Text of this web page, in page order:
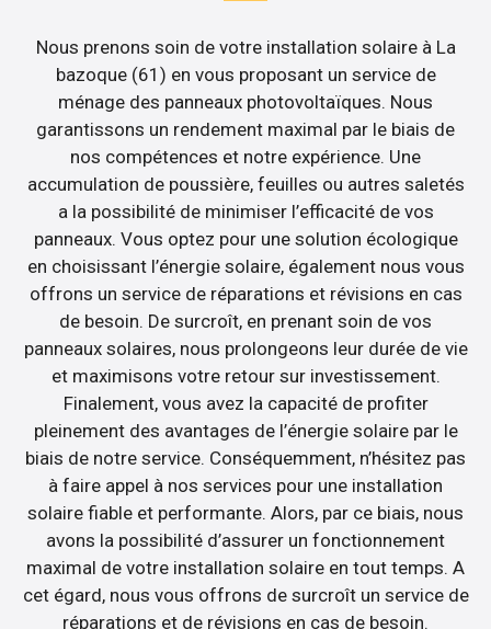
Nous prenons soin de votre installation solaire à La
bazoque (61) en vous proposant un service de
ménage des panneaux photovoltaïques. Nous
garantissons un rendement maximal par le biais de
nos compétences et notre expérience. Une
accumulation de poussière, feuilles ou autres saletés
a la possibilité de minimiser l’efficacité de vos
panneaux. Vous optez pour une solution écologique
en choisissant l’énergie solaire, également nous vous
offrons un service de réparations et révisions en cas
de besoin. De surcroît, en prenant soin de vos
panneaux solaires, nous prolongeons leur durée de vie
et maximisons votre retour sur investissement.
Finalement, vous avez la capacité de profiter
pleinement des avantages de l’énergie solaire par le
biais de notre service. Conséquemment, n’hésitez pas
à faire appel à nos services pour une installation
solaire fiable et performante. Alors, par ce biais, nous
avons la possibilité d’assurer un fonctionnement
maximal de votre installation solaire en tout temps. A
cet égard, nous vous offrons de surcroît un service de
réparations et de révisions en cas de besoin.